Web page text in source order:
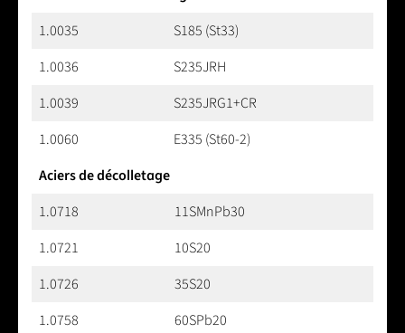
1.0035
S185 (St33)
1.0036
S235JRH
1.0039
S235JRG1+CR
1.0060
E335 (St60-2)
Aciers de décolletage
1.0718
11SMnPb30
1.0721
10S20
1.0726
35S20
1.0758
60SPb20